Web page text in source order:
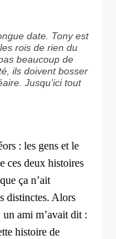
date. Tony est
rois de rien du
beaucoup de
ils doivent bosser
Jusqu’ici tout
: les gens et le
ces deux histoires
ça n’ait
distinctes. Alors
un ami m’avait dit :
histoire de